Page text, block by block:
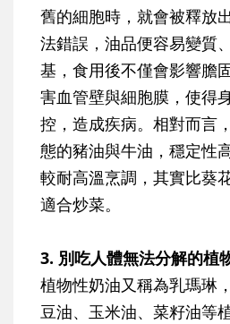
舊的細胞時，就會被釋放
法錯誤，油品便容易變質
基，食用後不僅會影響膽
害血管壁與細胞膜，使得
控，造成疾病。相對而言
態的豬油與牛油，穩定性
較耐高溫烹調，其實比葵
適合炒菜。
3. 別吃人體無法分解的植
植物性奶油又稱為乳瑪琳
豆油、玉米油、菜籽油等